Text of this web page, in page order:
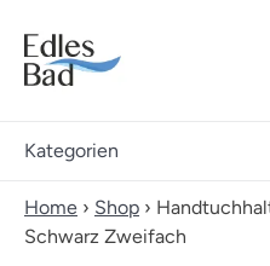
Kategorien
Home › Shop ›
Schwarz Zweifach